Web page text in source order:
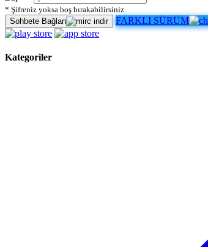
* Şifreniz yoksa boş bırakabilirsiniz.
Sohbete Bağlan
FARKLI SÜRÜM
Kategoriler